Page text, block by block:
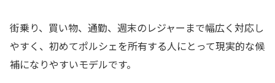
街乗り、買い物、通勤、週末のレジャーまで幅広く対応し
やすく、初めてポルシェを所有する人にとって現実的な候
補になりやすいモデルです。